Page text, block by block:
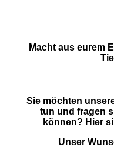
Macht aus eurem
Sie möchten
tun und fragen
können? Hier
Unser